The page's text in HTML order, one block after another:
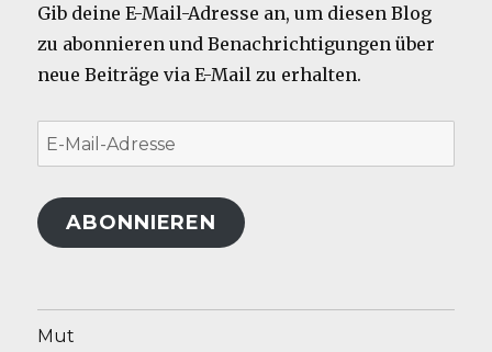
Gib deine E-Mail-Adresse an, um diesen Blog
zu abonnieren und Benachrichtigungen über
neue Beiträge via E-Mail zu erhalten.
E-
Mail-
Adresse
ABONNIEREN
Mut